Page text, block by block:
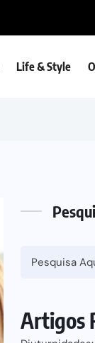
Life & Style
Artigos